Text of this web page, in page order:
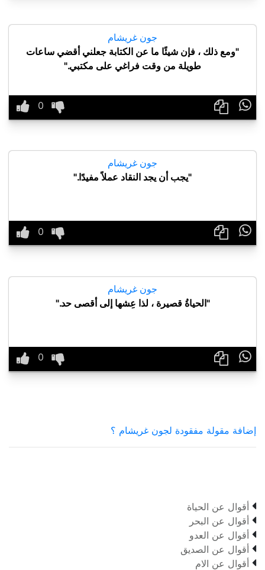
جون غريشام
"ومع ذلك ، فإن شيئًا ما عن الكتابة جعلني أقضي ساعات
طويلة من وقت فراغي على مكتبي."

جون غريشام
"يجب أن يجد النقاد عملاً مفيدًا."

جون غريشام
"الحياةُ قصيرة ، لذا عِشها إلى أقصى حد."

إضافة مقولة مفقودة لجون غريشام ؟
 أقوال عن الحياة
 أقوال عن البحر
 أقوال عن العدو
 أقوال عن الصديق
 أقوال عن الام